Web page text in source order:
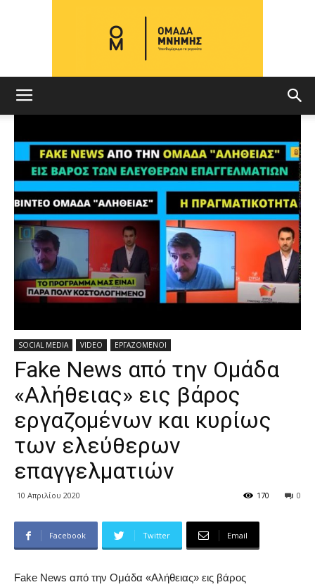
ΜΝΗΜΗΣ
SOCIAL MEDIA VIDEO ΕΡΓΑΖΟΜΕΝΟΙ
Fake News από την Ομάδα
«Αλήθειας» εις βάρος
εργαζομένων και κυρίως
των ελεύθερων
επαγγελματιών
10 Απριλίου 2020 0
170
Facebook Twitter Email
Fake News από την Ομάδα «Αλήθειας» εις βάρος